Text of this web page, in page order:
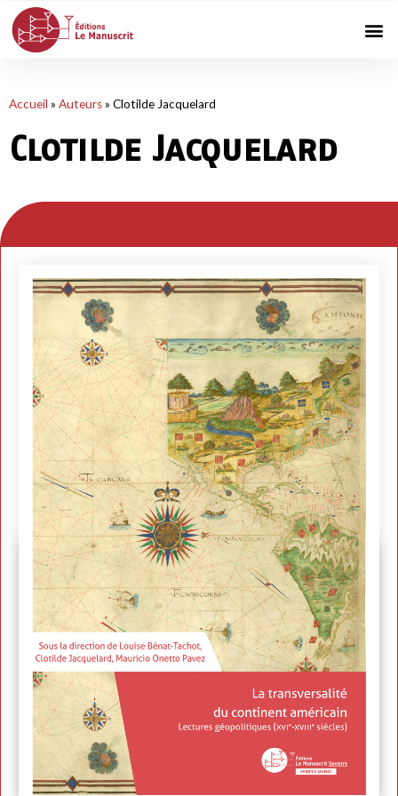
Accueil » Auteurs» Clotilde Jacquelard
Clotilde Jacquelard